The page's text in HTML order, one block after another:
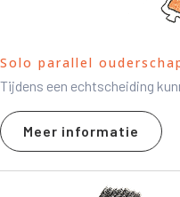
Solo parallel
Tijdens een echtscheiding
Meer informatie